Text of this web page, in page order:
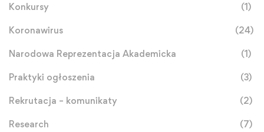
Konkursy (1)
Koronawirus (24)
Narodowa Reprezentacja Akademicka (1)
Praktyki ogłoszenia (3)
Rekrutacja – komunikaty (2)
Research (7)